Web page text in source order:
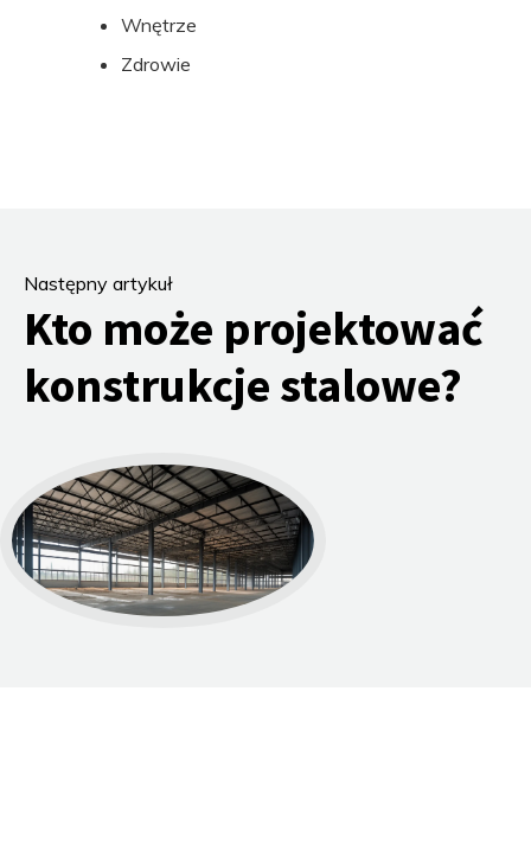
Wnętrze
Zdrowie
Następny artykuł
Kto może projektować
konstrukcje stalowe?